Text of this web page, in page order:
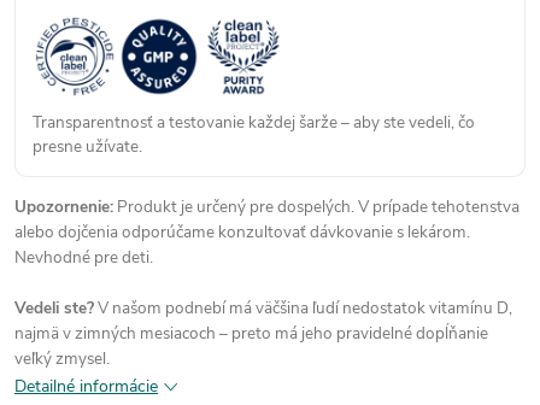
Transparentnosť a testovanie každej šarže – aby ste vedeli, čo
presne užívate.
Upozornenie: Produkt je určený pre dospelých. V prípade tehotenstva
alebo dojčenia odporúčame konzultovať dávkovanie s lekárom.
Nevhodné pre deti.
Vedeli ste?V našom podnebí má väčšina ľudí nedostatok vitamínu D,
najmä v zimných mesiacoch – preto má jeho pravidelné dopĺňanie
veľký zmysel.
Detailné informácie